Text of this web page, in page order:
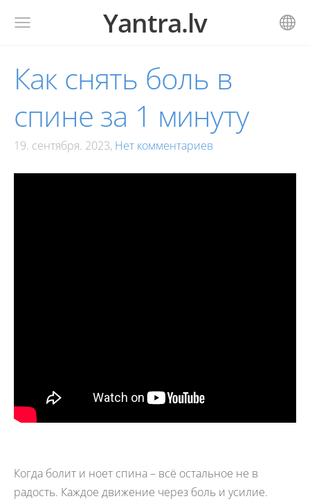
Yantra.lv
Как снять боль в
спине за 1 минуту
19. сентября. 2023, Нет комментариев
Когда болит и ноет спина – всё остальное не в
радость. Каждое движение через боль и усилие.